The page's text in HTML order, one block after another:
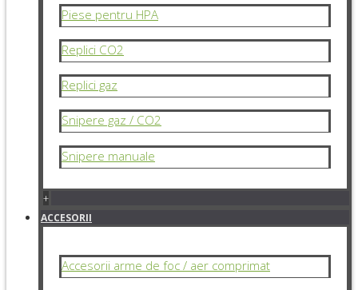
Piese pentru HPA
Replici CO2
Replici gaz
Snipere gaz / CO2
Snipere manuale
+
ACCESORII
Accesorii arme de foc / aer comprimat